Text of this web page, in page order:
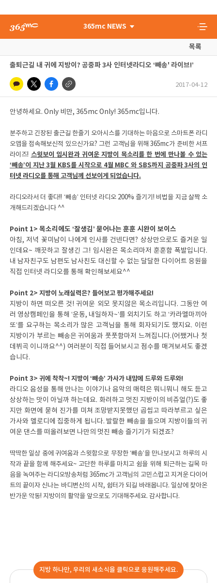
365mc NEWS
목록
출퇴근길 내 귀에 지방이? 공중파 3사 인터넷라디오 ‘빼송' 라이브!’
2017-04-12
안녕하세요. Only 비만, 365mc Only! 365mc입니다.
분주하고 긴장된 출근길 한줄기 오아시스를 기대하는 마음으로 스마트폰 라디
오앱을 접속해보신적 있으신가요? 그런 고객님을 위해 365mc가 준비한 서프
라이즈! 스윗보이 임시완과 귀여운 지방이 목소리를 한 번에 만나볼 수 있는
‘빼송’이 지난 3월 KBS를 시작으로 4월 MBC 와 SBS까지 공중파 3사의 인
터넷 라디오를 통해 고객님께 선보이게 되었습니다.
라디오라서 더 좋다!! ‘빼송’ 인터넷 라디오 200% 즐기기! 비법을 지금 살짝 소
개해드리겠습니다 ^^
Point 1> 목소리에도 ‘잘생김’ 묻어나는 훈훈 시완이 보이스
아침, 저녁 꽃미남이 나에게 인사를 건넨다면? 상상만으로도 즐거운 일
인데요~ 깨끗하고 잘생긴 그! 임시완은 목소리마저 훈훈함 폭발입니다.
내 남자친구도 남편도 남사친도 대신할 수 없는 달달한 다이어트 응원을
직접 인터넷 라디오를 통해 확인해보세요^^
Point 2> 지방이 노래실력은? 들어보고 평가해주세요!
지방이 하면 떠오른 것! 귀여운 외모 못지않은 목소리입니다. 그동안 여
러 영상캠페인을 통해 ‘운동, 내일하자~’를 외치기도 하고 ‘카라멜마끼아
또’를 요구하는 목소리가 많은 고객님을 통해 회자되기도 했지요. 이런
지방이가 부르는 빼송은 귀여움과 풋풋함마저 느껴집니다.(어쨌거나 첫
데뷔곡 이니까요^^) 여러분이 직접 들어보시고 점수를 매겨보셔도 좋겠
습니다.
Point 3> 귀에 착착~! 지방이 ‘빼송’ 가사가 내맘에 드루와 드루와!
라디오 음성을 통해 만나는 이야기나 음악의 매력은 뭐니뭐니 해도 듣고
상상하는 맛이 아닐까 하는데요. 화려하고 멋진 지방이의 비쥬얼(?)도 좋
지만 화면에 묻혀 진가를 미쳐 조망받지못했던 곱씹고 따라부르고 싶은
가사와 멜로디에 집중하게 됩니다. 발랄한 빼송을 들으며 지방이들의 귀
여운 댄스를 떠올려보면 나만의 멋진 빼송 즐기기가 되겠죠?
딱딱한 일상 중에 귀여움과 스윗함으로 무장한 ‘빼송’을 만나보시고 하루의 시
작과 끝을 함께 해주세요~ 고단한 하루를 마치고 쉼을 위해 퇴근하는 길목 마
음을 녹여주는 라디오방송처럼 365mc가 고객님의 고민스럽고 지겨운 다이어
트의 끝이자 신나는 바디변신의 시작, 쉼터가 되길 바래봅니다. 일상에 찾아온
반가운 악동! 지방이의 활약을 앞으로도 기대해주세요. 감사합니다.
지방 하나만, 우리의 새소식을 클릭으로 응원해주세요.